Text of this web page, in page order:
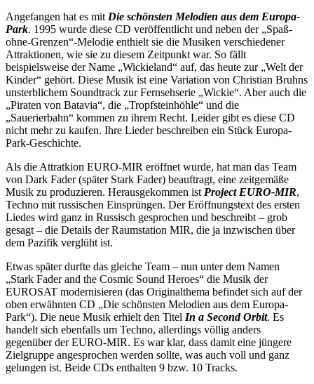
Angefangen hat es mit Die schönsten Melodien aus dem Europa-
Park. 1995 wurde diese CD veröffentlicht und neben der „Spaß-
ohne-Grenzen“-Melodie enthielt sie die Musiken verschiedener
Attraktionen, wie sie zu diesem Zeitpunkt war. So fällt
beispielsweise der Name „Wickieland“ auf, das heute zur „Welt der
Kinder“ gehört. Diese Musik ist eine Variation von Christian Bruhns
unsterblichem Soundtrack zur Fernsehserie „Wickie“. Aber auch die
„Piraten von Batavia“, die „Tropfsteinhöhle“ und die
„Sauerierbahn“ kommen zu ihrem Recht. Leider gibt es diese CD
nicht mehr zu kaufen. Ihre Lieder beschreiben ein Stück Europa-
Park-Geschichte.
Als die Attratkion EURO-MIR eröffnet wurde, hat man das Team
von Dark Fader (später Stark Fader) beauftragt, eine zeitgemäße
Musik zu produzieren. Herausgekommen ist Project EURO-MIR,
Techno mit russischen Einsprüngen. Der Eröffnungstext des ersten
Liedes wird ganz in Russisch gesprochen und beschreibt – grob
gesagt – die Details der Raumstation MIR, die ja inzwischen über
dem Pazifik verglüht ist.
Etwas später durfte das gleiche Team – nun unter dem Namen
„Stark Fader and the Cosmic Sound Heroes“ die Musik der
EUROSAT modernisieren (das Originalthema befindet sich auf der
oben erwähnten CD „Die schönsten Melodien aus dem Europa-
Park“). Die neue Musik erhielt den Titel In a Second Orbit. Es
handelt sich ebenfalls um Techno, allerdings völlig anders
gegenüber der EURO-MIR. Es war klar, dass damit eine jüngere
Zielgruppe angesprochen werden sollte, was auch voll und ganz
gelungen ist. Beide CDs enthalten 9 bzw. 10 Tracks.